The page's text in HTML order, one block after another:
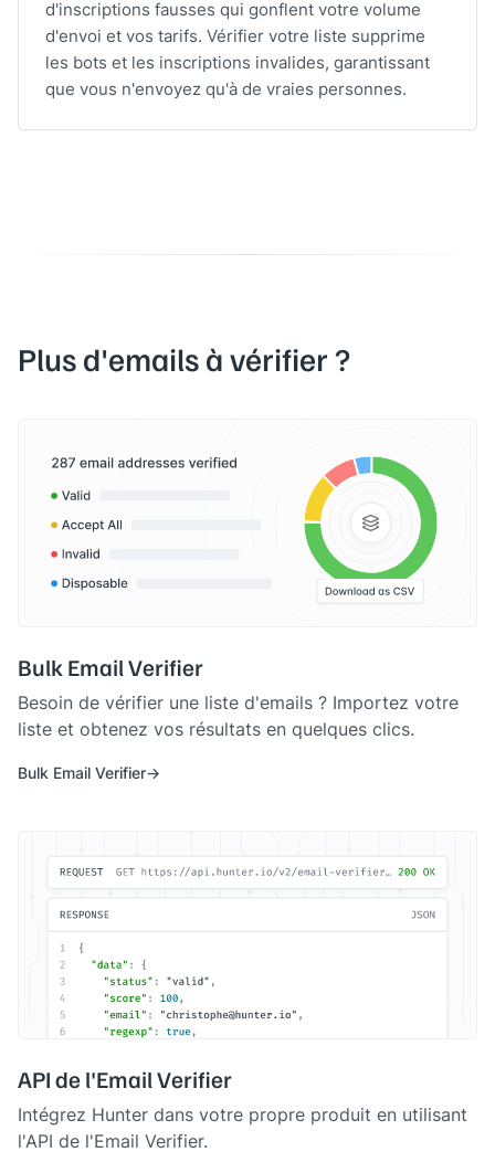
d'inscriptions fausses qui gonflent votre volume
d'envoi et vos tarifs. Vérifier votre liste supprime
les bots et les inscriptions invalides, garantissant
que vous n'envoyez qu'à de vraies personnes.
Plus d'emails à vérifier ?
Bulk Email Verifier
Besoin de vérifier une liste d'emails ? Importez votre
liste et obtenez vos résultats en quelques clics.
Bulk Email Verifier
API de l'Email Verifier
Intégrez Hunter dans votre propre produit en utilisant
l'API de l'Email Verifier.